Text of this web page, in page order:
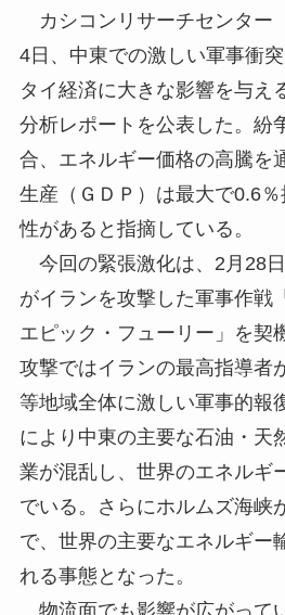
カシコンリサーチセンター
4日、中東での激しい軍事衝突
タイ経済に大きな影響を与え
分析レポートを公表した。紛
合、エネルギー価格の高騰を
生産（ＧＤＰ）は最大で0.6
性があると指摘している。
今回の緊張激化は、2月28
がイランを攻撃した軍事作戦
エピック・フューリー」を契
攻撃ではイランの最高指導者
等地域全体に激しい軍事的報
により中東の主要な石油・天
業が混乱し、世界のエネルギ
でいる。さらにホルムズ海峡
で、世界の主要なエネルギー
れる事態となった。